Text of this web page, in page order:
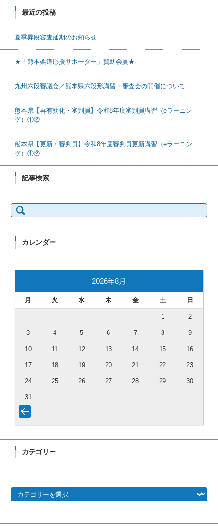
最近の投稿
夏季昇段審査延期のお知らせ
★「熊本柔道応援サポーター」賛助会員★
九州六段審議会／熊本県六段形講習・審査会の開催について
熊本県【再有効化・審判員】令和8年度審判員講習（eラーニン
グ）①②
熊本県【更新・審判員】令和8年度審判員更新講習（eラーニン
グ）①②
記事検索
カレンダー
2026年8月
月 火 水 木 金 土 日
1 2
3 4 5 6 7 8 9
10 11 12 13 14 15 16
17 18 19 20 21 22 23
24 25 26 27 28 29 30
31
カテゴリー